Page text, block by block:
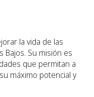
la vida de las
Bajos. Su misión es
que permitan a
máximo potencial y